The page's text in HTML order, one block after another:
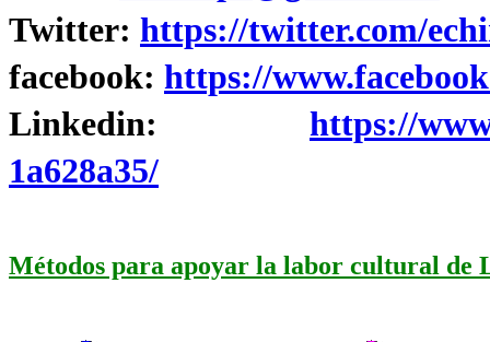
Twitter: https://twitter.com/
facebook: https://
Linkedin: https://
1a628a35/
Métodos para apoyar la labor cultural de